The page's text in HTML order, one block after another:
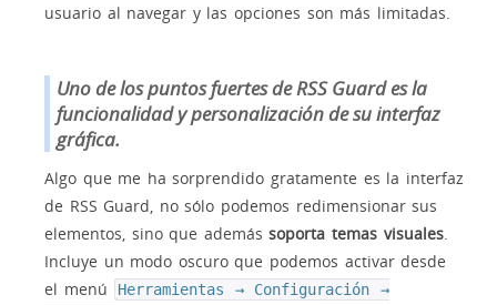
usuario al navegar y las opciones son más limitadas.
Uno de los puntos fuertes de RSS Guard es la
funcionalidad y personalización de su interfaz
gráfica.
Algo que me ha sorprendido gratamente es la interfaz
de RSS Guard, no sólo podemos redimensionar sus
elementos, sino que ademássoporta temas visuales.
Incluye un modo oscuro que podemos activar desde
el menú
Herramientas → Configuración →